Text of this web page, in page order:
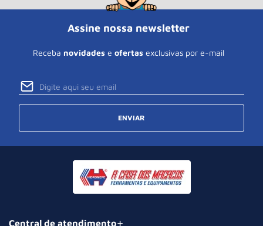
Assine nossa newsletter
Receba novidades e ofertas exclusivas por e-mail
ENVIAR
Central de atendimento